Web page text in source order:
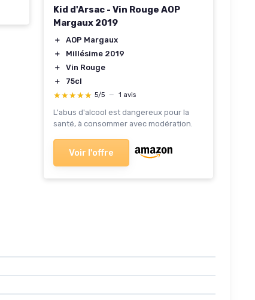
Kid d'Arsac - Vin Rouge AOP
Margaux 2019
＋
AOP Margaux
＋
Millésime 2019
＋
Vin Rouge
＋
75cl
★★★★★
★★★★★ 5/5 — 1 avis
L'abus d'alcool est dangereux pour la
santé, à consommer avec modération.
Voir l'offre